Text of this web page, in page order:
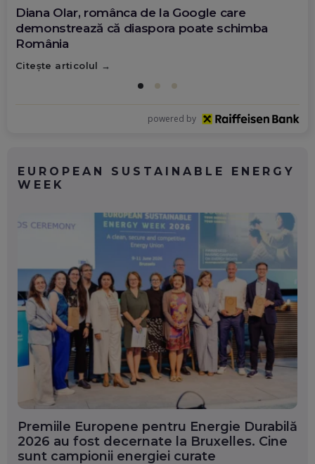
Diana Olar, românca de la Google care
demonstrează că diaspora poate schimba
România
Citește articolul
powered by
EUROPEAN SUSTAINABLE ENERGY
WEEK
Premiile Europene pentru Energie Durabilă
2026 au fost decernate la Bruxelles. Cine
sunt campionii energiei curate